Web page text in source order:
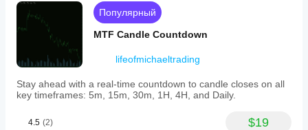
visual
trade
planning
without
calculations.
Профиль индикатора
Популярный
MTF Candle Countdown
lifeofmichaeltrading
Stay ahead with a real-time countdown to candle closes on all
key timeframes: 5m, 15m, 30m, 1H, 4H, and Daily.
4.5 (2) $19